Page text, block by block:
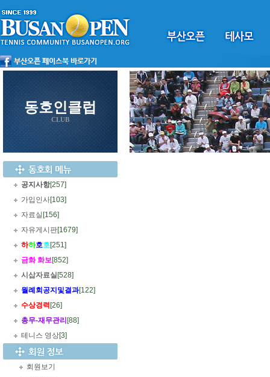
동호인클럽
CLUB
공지사항[257]
가입인사[103]
자료실 [156]
자유게시판[1679]
하하호호[251]
금화 화보[852]
시삽자료실 [528]
월례회공지및결과[122]
수상경력 [26]
총무-재무관리 [88]
테니스 영상[3]
회원보기